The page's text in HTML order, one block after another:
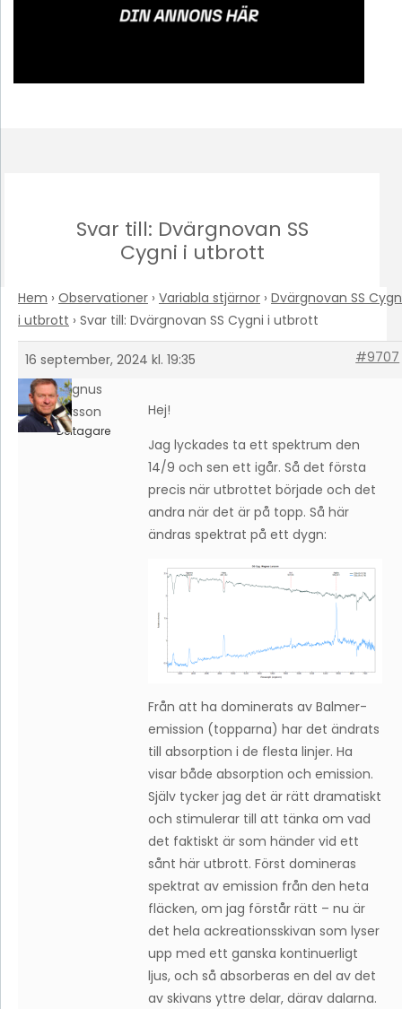
Svar till: Dvärgnovan SS
Cygni i utbrott
Hem › Observationer › Variabla stjärnor › Dvärgnovan SS
i utbrott › Svar till: Dvärgnovan SS Cygni i utbrott
16 september, 2024 kl. 19:35
#9707
Magnus
Larsson
Deltagare
Hej!
Jag lyckades ta ett spektrum den
14/9 och sen ett igår. Så det första
precis när utbrottet började och det
andra när det är på topp. Så här
ändras spektrat på ett dygn:
Från att ha dominerats av Balmer-
emission (topparna) har det ändrats
till absorption i de flesta linjer. Ha
visar både absorption och emission.
Själv tycker jag det är rätt dramatiskt
och stimulerar till att tänka om vad
det faktiskt är som händer vid ett
sånt här utbrott. Först domineras
spektrat av emission från den heta
fläcken, om jag förstår rätt – nu är
det hela ackreationsskivan som lyser
upp med ett ganska kontinuerligt
ljus, och så absorberas en del av det
av skivans yttre delar, därav dalarna.